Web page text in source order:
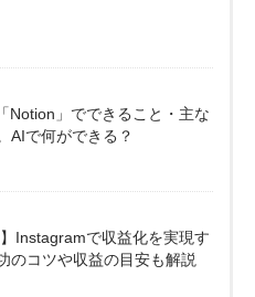
Notion」でできること・主な
AIで何ができる？
】Instagramで収益化を実現す
のコツや収益の目安も解説